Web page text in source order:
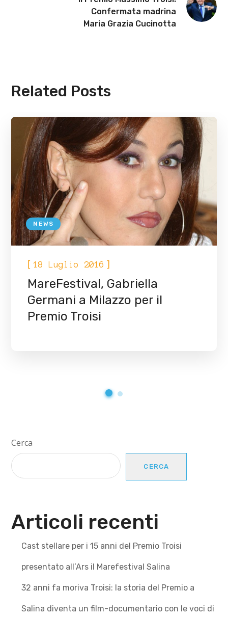
Confermata madrina
Maria Grazia Cucinotta
Related Posts
NEWS
[18 Luglio 2016 ]
MareFestival, Gabriella
Germani a Milazzo per il
Premio Troisi
Cerca
CERCA
Articoli recenti
Cast stellare per i 15 anni del Premio Troisi
presentato all’Ars il Marefestival Salina
32 anni fa moriva Troisi: la storia del Premio a
Salina diventa un film-documentario con le voci di